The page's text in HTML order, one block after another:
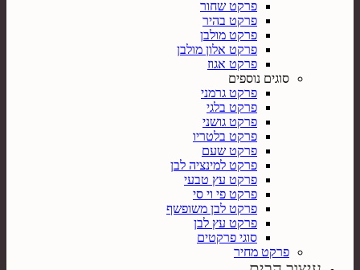
פרקט שחור
פרקט בהיר
פרקט מולבן
פרקט אלון מולבן
פרקט אגוז
סוגים נוספים
פרקט גרמני
פרקט בלגי
פרקט גושני
פרקט בלטריו
פרקט שעם
פרקט למינציה לבן
פרקט עץ טבעי
פרקט פי וי סי
פרקט לבן משופשף
פרקט עץ לבן
סוגי פרקטים
פרקט מחיר